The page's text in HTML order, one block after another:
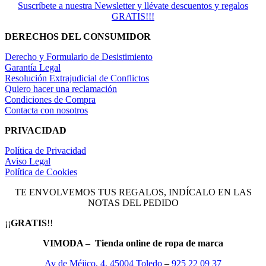
Suscríbete a nuestra Newsletter y llévate descuentos y regalos
GRATIS!!!
DERECHOS DEL CONSUMIDOR
Derecho y Formulario de Desistimiento
Garantía Legal
Resolución Extrajudicial de Conflictos
Quiero hacer una reclamación
Condiciones de Compra
Contacta con nosotros
PRIVACIDAD
Política de Privacidad
Aviso Legal
Política de Cookies
TE ENVOLVEMOS TUS REGALOS, INDÍCALO EN LAS
NOTAS DEL PEDIDO
¡¡GRATIS!!
VIMODA – Tienda online de ropa de marca
Av de Méjico, 4, 45004 Toledo – 925 22 09 37